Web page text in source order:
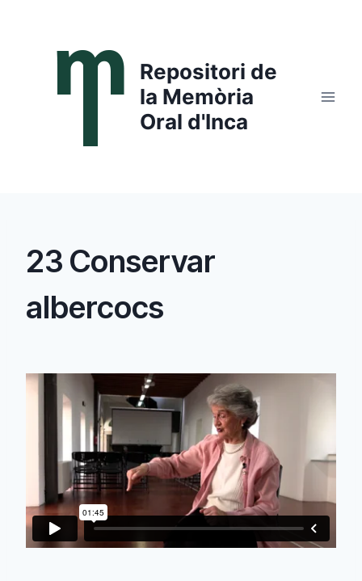
contenido
Repositori de
la Memòria
Oral d'Inca
23 Conservar
albercocs